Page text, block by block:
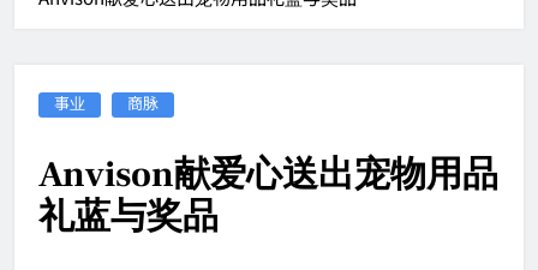
事业 商脉
Anvison献爱心送出宠物用品
礼蓝与奖品